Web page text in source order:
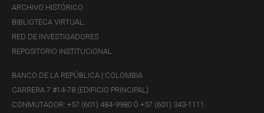
ARCHIVO HISTÓRICO
BIBLIOTECA VIRTUAL
RED DE INVESTIGADORES
REPOSITORIO INSTITUCIONAL
BANCO DE LA REPÚBLICA | COLOMBIA
CARRERA 7 #14-78 (EDIFICIO PRINCIPAL)
CONMUTADOR: +57 (601) 484-9980 Ó +57 (601) 343-1111